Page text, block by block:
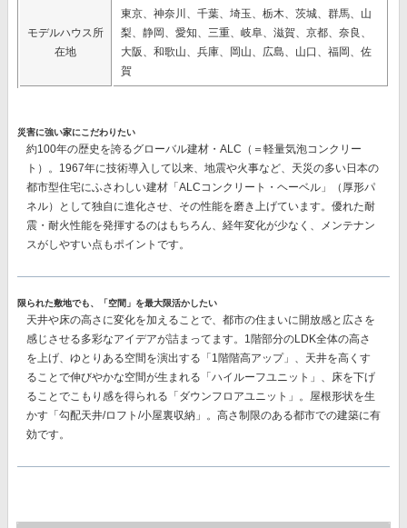
モデルハウス所
在地
東京、神奈川、千葉、埼玉、栃木、茨城、群馬、山
梨、静岡、愛知、三重、岐阜、滋賀、京都、奈良、
大阪、和歌山、兵庫、岡山、広島、山口、福岡、佐
賀
災害に強い家にこだわりたい
約100年の歴史を誇るグローバル建材・ALC（＝軽量気泡コンクリー
ト）。1967年に技術導入して以来、地震や火事など、天災の多い日本の
都市型住宅にふさわしい建材 「ALCコンクリート・ヘーベル」（厚形パ
ネル）
として独自に進化させ、その性能を磨き上げています。優れた耐
震・耐火性能を発揮するのはもちろん、経年変化が少なく、メンテナン
スがしやすい点もポイントです。
限られた敷地でも、「空間」を最大限活かしたい
天井や床の高さに変化を加えることで、都市の住まいに開放感と広さを
感じさせる多彩なアイデアが詰まってます。1階部分のLDK全体の高さ
を上げ、ゆとりある空間を演出する「1階階高アップ」、天井を高くす
ることで伸びやかな空間が生まれる「ハイルーフユニット」、床を下げ
ることでこもり感を得られる「ダウンフロアユニット」。屋根形状を生
かす「勾配天井/ロフト/小屋裏収納」。高さ制限のある都市での建築に有
効です。